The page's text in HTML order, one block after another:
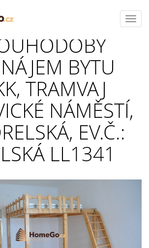
BYTU
TRAMVAJ
NÁMĚSTÍ,
EV.Č.:
LL1341